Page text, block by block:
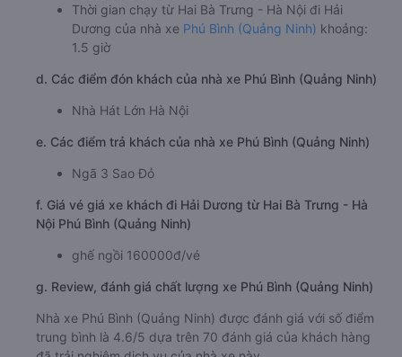
Thời gian chạy từ Hai Bà Trưng - Hà Nội đi Hải
Dương của nhà xe Phú Bình (Quảng Ninh) khoảng:
1.5 giờ
d. Các điểm đón khách của nhà xe Phú Bình (Quảng Ninh)
Nhà Hát Lớn Hà Nội
e. Các điểm trả khách của nhà xe Phú Bình (Quảng Ninh)
Ngã 3 Sao Đỏ
f. Giá vé giá xe khách đi Hải Dương từ Hai Bà Trưng - Hà
Nội Phú Bình (Quảng Ninh)
ghế ngồi 160000đ/vé
g. Review, đánh giá chất lượng xe Phú Bình (Quảng Ninh)
Nhà xe Phú Bình (Quảng Ninh) được đánh giá với số điểm
trung bình là 4.6/5 dựa trên 70 đánh giá của khách hàng